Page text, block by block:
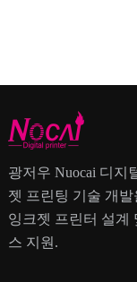
광저우 Nuocai 디지
젯 프린팅 기술 개
잉크젯 프린터 설계
스 지원.